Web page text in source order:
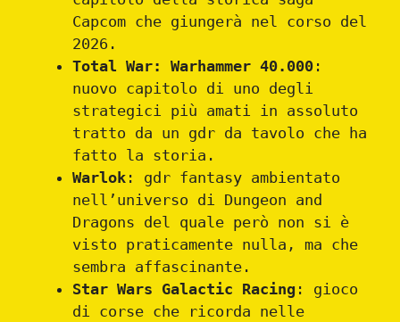
Capcom che giungerà nel corso del
2026.
Total War: Warhammer 40.000 :
nuovo capitolo di uno degli
strategici più amati in assoluto
tratto da un gdr da tavolo che ha
fatto la storia.
Warlok : gdr fantasy ambientato
nell’universo di Dungeon and
Dragons del quale però non si è
visto praticamente nulla, ma che
sembra affascinante.
Star Wars Galactic Racing : gioco
di corse che ricorda nelle